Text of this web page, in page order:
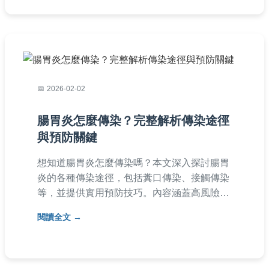
2026-02-02
腸胃炎怎麼傳染？完整解析傳染途徑
與預防關鍵
想知道腸胃炎怎麼傳染嗎？本文深入探討腸胃
炎的各種傳染途徑，包括糞口傳染、接觸傳染
等，並提供實用預防技巧。內容涵蓋高風險族
助您有效避免感染。文章還包含常見問答，解
閱讀全文